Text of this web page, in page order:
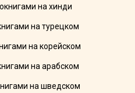
на хинди
на турецком
на корейском
на арабском
на шведском